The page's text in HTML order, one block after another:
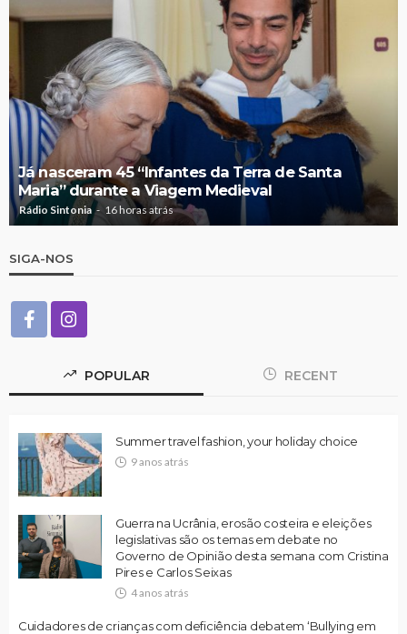
Já nasceram 45 “Infantes da Terra de Santa
Maria” durante a Viagem Medieval
Rádio Sintonia 16 horas atrás
SIGA-NOS
POPULAR RECENT
Summer travel fashion, your holiday choice
9 anos atrás
Guerra na Ucrânia, erosão costeira e eleições
legislativas são os temas em debate no
Governo de Opinião desta semana com Cristina
Pires e Carlos Seixas
4 anos atrás
Cuidadores de crianças com deficiência debatem ‘Bullying em